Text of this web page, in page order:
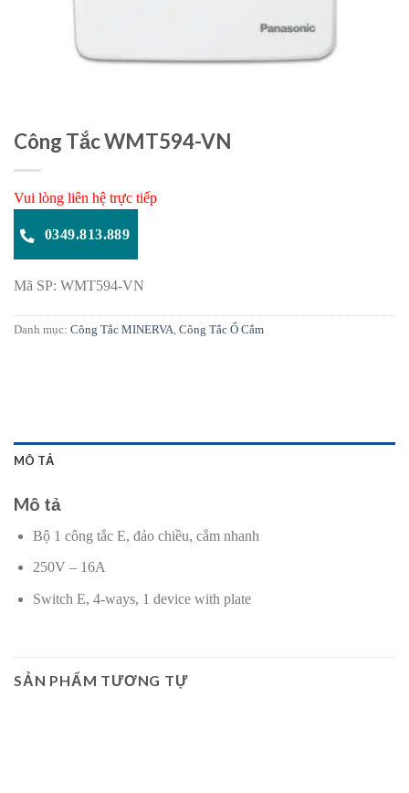
Công Tắc WMT594-VN
Vui lòng liên hệ trực tiếp
0349.813.889
Mã SP: WMT594-VN
Danh mục: Công Tắc MINERVA, Công Tắc Ổ Cắm
MÔ TẢ
Mô tả
Bộ 1 công tắc E, đảo chiều, cắm nhanh
250V – 16A
Switch E, 4-ways, 1 device with plate
SẢN PHẨM TƯƠNG TỰ